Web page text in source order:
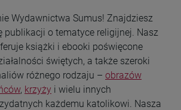
Wydawnictwa Sumus! Znajdziesz
publikacji o tematyce religijnej. Nasz
książki i ebooki poświęcone
świętych, a także szeroki
różnego rodzaju – obrazów
, krzyży i wielu innych
każdemu katolikowi. Nasza